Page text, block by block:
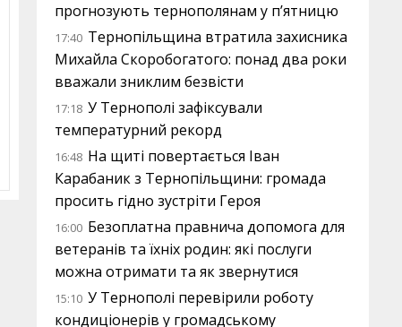
прогнозують тернополянам у п’ятницю
17:40 Тернопільщина втратила захисника
Михайла Скоробогатого: понад два роки
вважали зниклим безвісти
17:18 У Тернополі зафіксували
температурний рекорд
16:48 На щиті повертається Іван
Карабаник з Тернопільщини: громада
просить гідно зустріти Героя
16:00 Безоплатна правнича допомога для
ветеранів та їхніх родин: які послуги
можна отримати та як звернутися
15:10 У Тернополі перевірили роботу
кондиціонерів у громадському